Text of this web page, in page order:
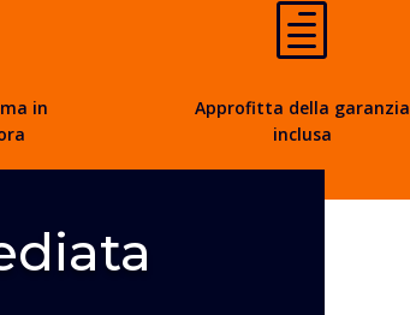
in
h
Approfitta della garanzia
inclusa